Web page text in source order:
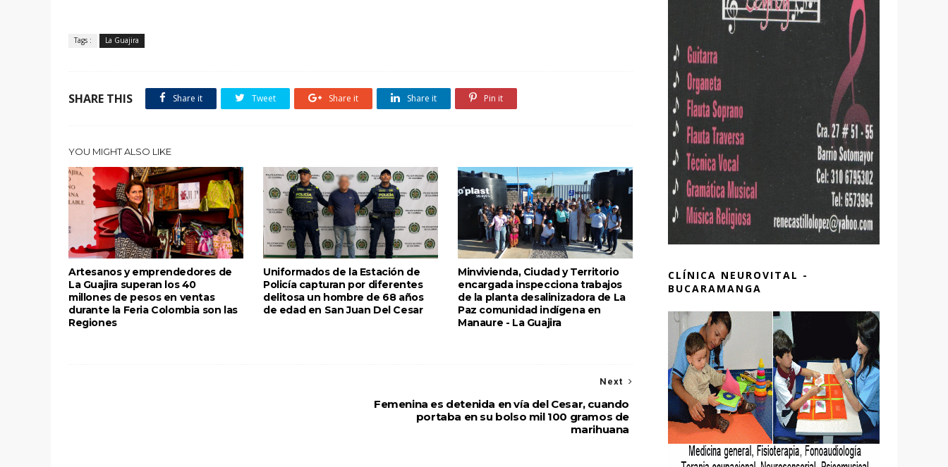
Tags : La Guajira
SHARE THIS Share it Tweet Share it Share it Pin it
YOU MIGHT ALSO LIKE
Artesanos y emprendedores de
La Guajira superan los 40
millones de pesos en ventas
durante la Feria Colombia son las
Regiones
Uniformados de la Estación de
Policía capturan por diferentes
delitosa un hombre de 68 años
de edad en San Juan Del Cesar
Minvivienda, Ciudad y Territorio
encargada inspecciona trabajos
de la planta desalinizadora de La
Paz comunidad indígena en
Manaure - La Guajira
Next
Femenina es detenida en vía del Cesar, cuando
portaba en su bolso mil 100 gramos de
marihuana
CLÍNICA NEUROVITAL -
BUCARAMANGA